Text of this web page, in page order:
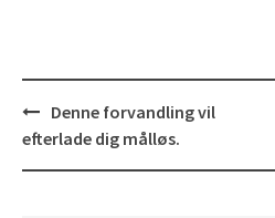
Post
navigation
Denne forvandling vil
efterlade dig målløs.